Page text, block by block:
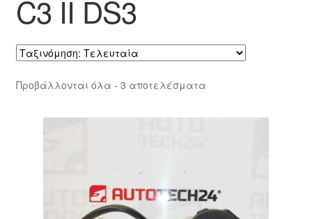
Καροτσάκι
Μεταφορά
Ολοκλήρωση αγοράς
Οροι και Προϋποθέσεις
Παγκόσμια αποστολή
C3 II DS3
Προβάλλονται όλα - 3 αποτελέσματαSorted
latest